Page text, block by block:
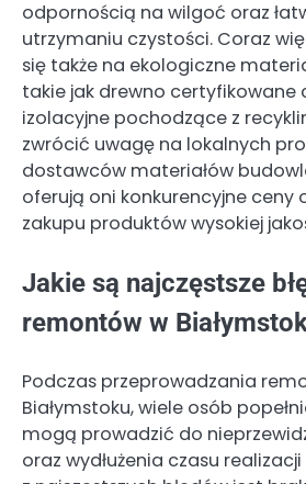
odpornością na wilgoć oraz
utrzymaniu czystości. Coraz
się także na ekologiczne
takie jak drewno certyfikowane
izolacyjne pochodzące z
zwrócić uwagę na lokalnych
dostawców materiałów
oferują oni konkurencyjne ceny
zakupu produktów wysokiej
Jakie są najczęstsze
remontów w
Podczas przeprowadzania
Białymstoku, wiele osób
mogą prowadzić do
oraz wydłużenia czasu